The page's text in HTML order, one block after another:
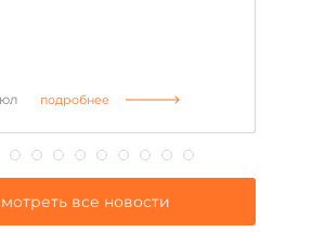
подробнее
все новости